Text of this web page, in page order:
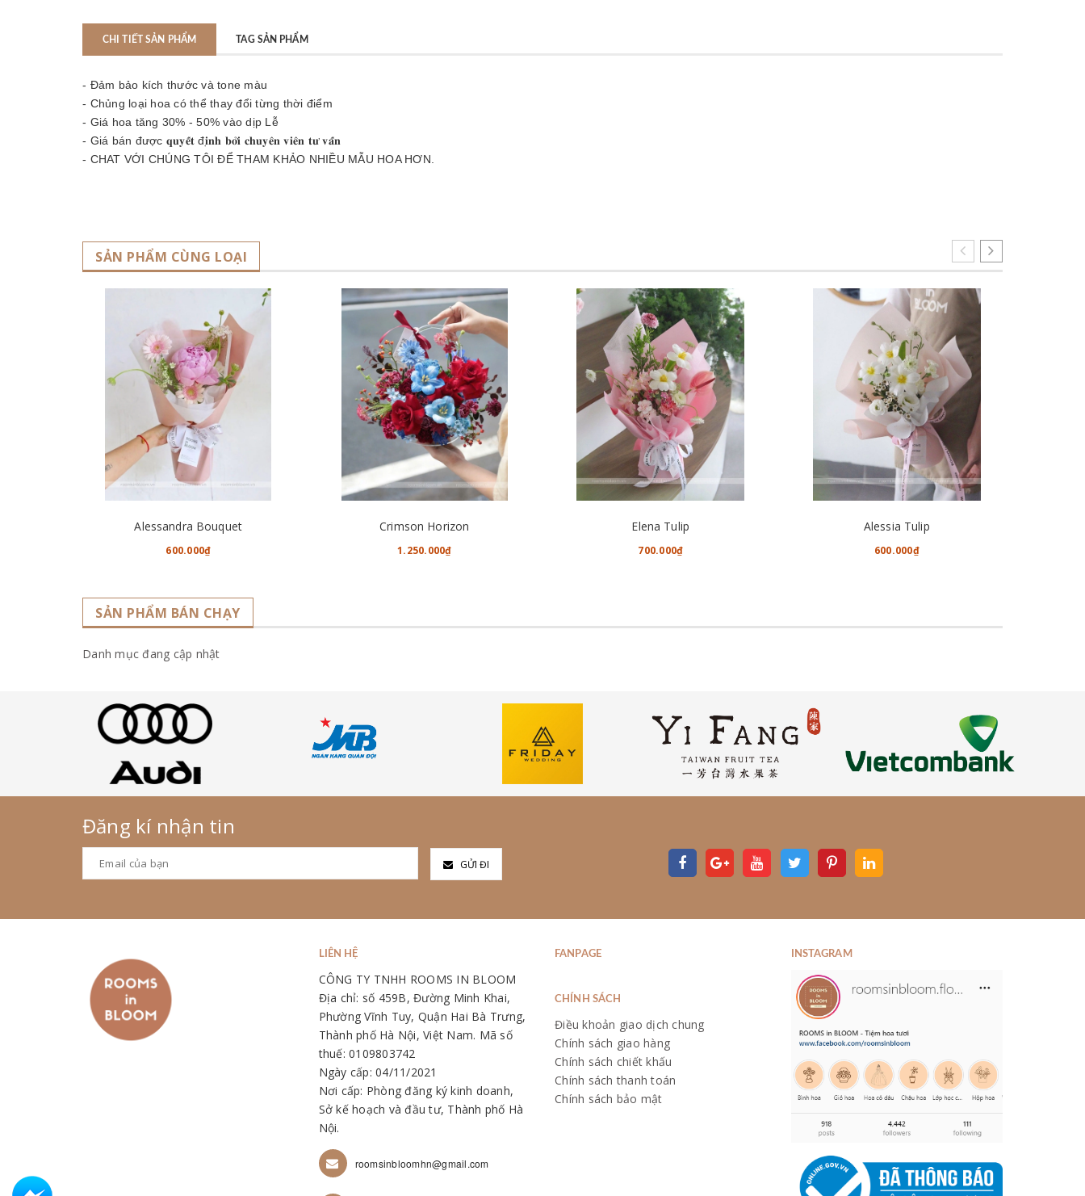
CHI TIẾT SẢN PHẨM TAG SẢN PHẨM
- Đảm bảo kích thước và tone màu
- Chủng loại hoa có thể thay đổi từng thời điểm
- Giá hoa tăng 30% - 50% vào dịp Lễ
- Giá bán được 𝐪𝐮𝐲𝐞̂́𝐭 đ𝐢̣𝐧𝐡 𝐛𝐨̛̉𝐢 𝐜𝐡𝐮𝐲𝐞̂𝐧 𝐯𝐢𝐞̂𝐧 𝐭𝐮̛ 𝐯𝐚̂́𝐧
- CHAT VỚI CHÚNG TÔI ĐỂ THAM KHẢO NHIỀU MẪU HOA HƠN.
SẢN PHẨM CÙNG LOẠI
Alessandra Bouquet
600.000₫
Crimson Horizon
1.250.000₫
Elena Tulip
700.000₫
Alessia Tulip
600.000₫
SẢN PHẨM BÁN CHẠY
Danh mục đang cập nhật
Đăng kí nhận tin
GỬI ĐI
LIÊN HỆ
CÔNG TY TNHH ROOMS IN BLOOM
Địa chỉ: số 459B, Đường Minh Khai,
Phường Vĩnh Tuy, Quận Hai Bà Trưng,
Thành phố Hà Nội, Việt Nam. Mã số
thuế: 0109803742
Ngày cấp: 04/11/2021
Nơi cấp: Phòng đăng ký kinh doanh,
Sở kế hoạch và đầu tư, Thành phố Hà
Nội.
roomsinbloomhn@gmail.com
FANPAGE
CHÍNH SÁCH
Điều khoản giao dịch chung
Chính sách giao hàng
Chính sách chiết khấu
Chính sách thanh toán
Chính sách bảo mật
INSTAGRAM